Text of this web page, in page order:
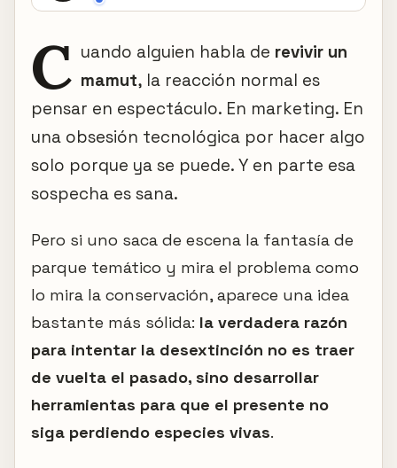
C uando alguien habla de revivir un
mamut, la reacción normal es
pensar en espectáculo. En marketing. En
una obsesión tecnológica por hacer algo
solo porque ya se puede. Y en parte esa
sospecha es sana.
Pero si uno saca de escena la fantasía de
parque temático y mira el problema como
lo mira la conservación, aparece una idea
bastante más sólida: la verdadera razón
para intentar la desextinción no es traer
de vuelta el pasado, sino desarrollar
herramientas para que el presente no
siga perdiendo especies vivas.